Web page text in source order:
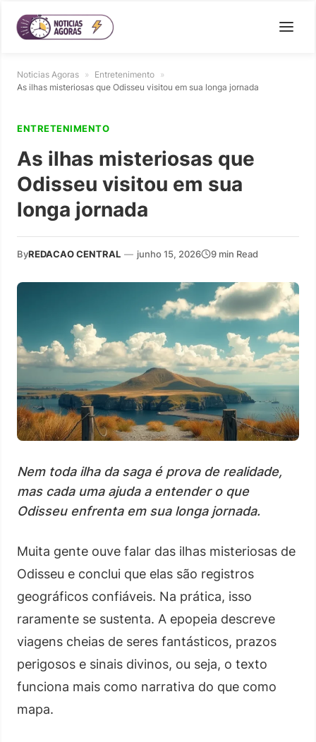
Noticias Agoras » Entretenimento »
As ilhas misteriosas que Odisseu visitou em sua longa jornada
ENTRETENIMENTO
As ilhas misteriosas que
Odisseu visitou em sua
longa jornada
ByREDACAO CENTRAL — junho 15, 2026 9 min Read
Nem toda ilha da saga é prova de realidade,
mas cada uma ajuda a entender o que
Odisseu enfrenta em sua longa jornada.
Muita gente ouve falar das ilhas misteriosas de
Odisseu e conclui que elas são registros
geográficos confiáveis. Na prática, isso
raramente se sustenta. A epopeia descreve
viagens cheias de seres fantásticos, prazos
perigosos e sinais divinos, ou seja, o texto
funciona mais como narrativa do que como
mapa.